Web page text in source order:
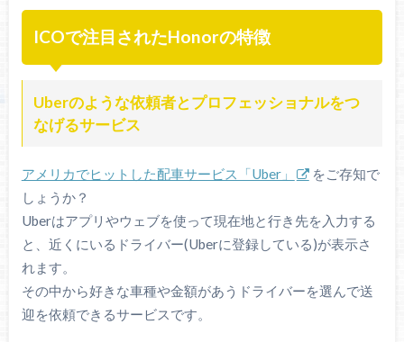
ICOで注目されたHonorの特徴
Uberのような依頼者とプロフェッショナルをつ
なげるサービス
アメリカでヒットした配車サービス「Uber」
をご存知で
しょうか？
Uberはアプリやウェブを使って現在地と行き先を入力する
と、近くにいるドライバー(Uberに登録している)が表示さ
れます。
その中から好きな車種や金額があうドライバーを選んで送
迎を依頼できるサービスです。